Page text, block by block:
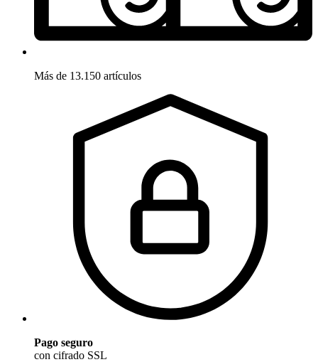
Más de 13.150 artículos
Pago seguro
con cifrado SSL